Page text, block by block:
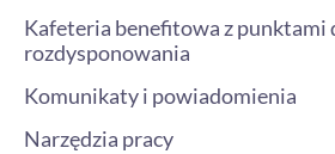
Kafeteria benefitowa z punktami
rozdysponowania
Komunikaty i powiadomienia
Narzędzia pracy